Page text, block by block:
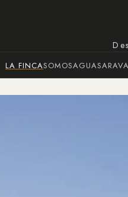
LA FINCASOMOSAGUAS